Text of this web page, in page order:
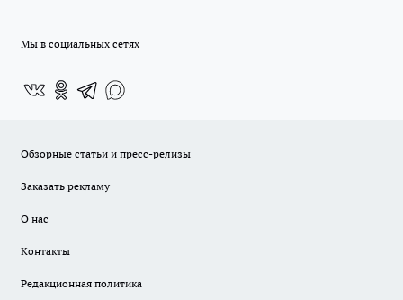
Мы в социальных сетях
Обзорные статьи и пресс-релизы
Заказать рекламу
О нас
Контакты
Редакционная политика